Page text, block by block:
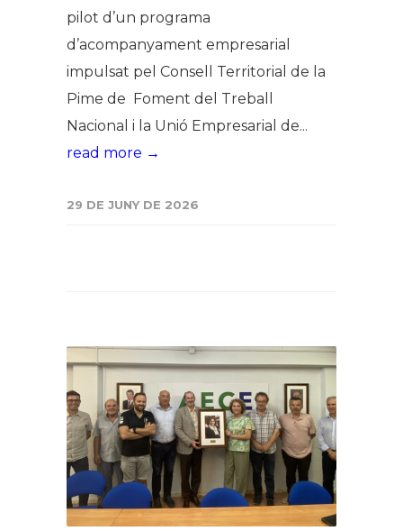
pilot d’un programa
d’acompanyament empresarial
impulsat pel Consell Territorial de la
Pime de Foment del Treball
Nacional i la Unió Empresarial de...
read more →
29 DE JUNY DE 2026